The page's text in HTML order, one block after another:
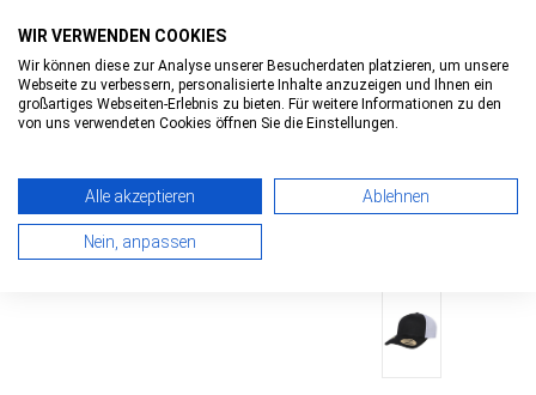
Toggle
0
0
HOME>YUPOONG MESH TRUCKER
SNAPBACK> YUPOONG CLASSIC RECYCLED RETRO
WIR VERWENDEN COOKIES
Wir können diese zur Analyse unserer Besucherdaten platzieren, um unsere
Webseite zu verbessern, personalisierte Inhalte anzuzeigen und Ihnen ein
großartiges Webseiten-Erlebnis zu bieten. Für weitere Informationen zu den
von uns verwendeten Cookies öffnen Sie die Einstellungen.
Alle akzeptieren Ablehnen
Nein, anpassen